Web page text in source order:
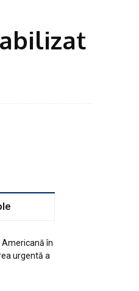
în
urgentă a